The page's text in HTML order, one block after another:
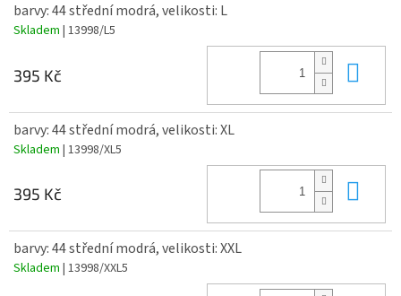
barvy: 44 střední modrá, velikosti: L
Skladem | 13998/L5
395 Kč
barvy: 44 střední modrá, velikosti: XL
Skladem | 13998/XL5
395 Kč
barvy: 44 střední modrá, velikosti: XXL
Skladem | 13998/XXL5